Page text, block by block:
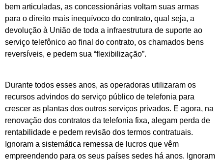
bem articuladas, as concessionárias voltam suas armas
para o direito mais inequívoco do contrato, qual seja, a
devolução à União de toda a infraestrutura de suporte ao
serviço telefônico ao final do contrato, os chamados bens
reversíveis, e pedem sua “flexibilização”.
Durante todos esses anos, as operadoras utilizaram os
recursos advindos do serviço público de telefonia para
crescer as plantas dos outros serviços privados. E agora, na
renovação dos contratos da telefonia fixa, alegam perda de
rentabilidade e pedem revisão dos termos contratuais.
Ignoram a sistemática remessa de lucros que vêm
empreendendo para os seus países sedes há anos. Ignoram